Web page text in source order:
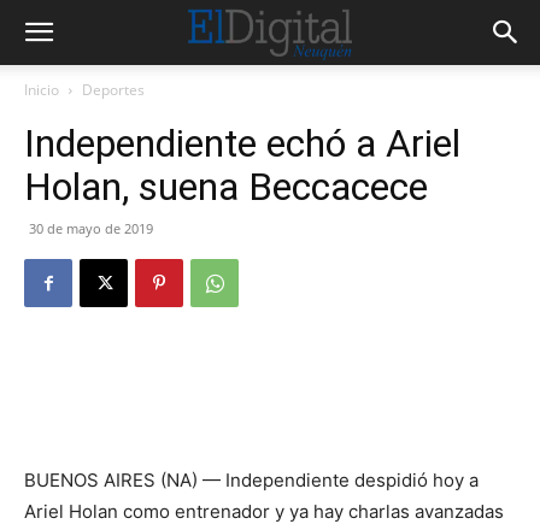
Inicio Deportes
Independiente echó a Ariel
Holan, suena Beccacece
30 de mayo de 2019
BUENOS AIRES (NA) — Independiente despidió hoy a
Ariel Holan como entrenador y ya hay charlas avanzadas